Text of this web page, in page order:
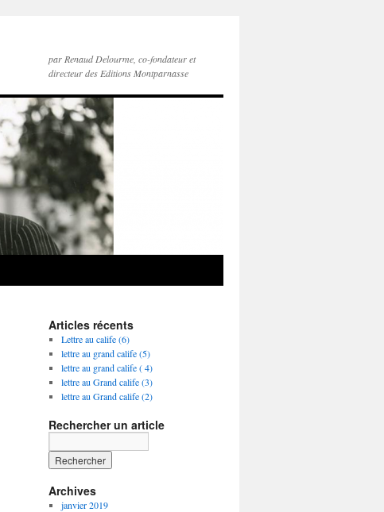
par Renaud Delourme, co-fondateur et
directeur des Editions Montparnasse
Articles récents
Lettre au calife (6)
lettre au grand calife (5)
lettre au grand calife ( 4)
lettre au Grand calife (3)
lettre au Grand calife (2)
Rechercher un article
Archives
janvier 2019